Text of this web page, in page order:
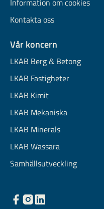
Information om cookies
Kontakta oss
Vår koncern
LKAB Berg & Betong
LKAB Fastigheter
LKAB Kimit
LKAB Mekaniska
LKAB Minerals
LKAB Wassara
Samhällsutveckling